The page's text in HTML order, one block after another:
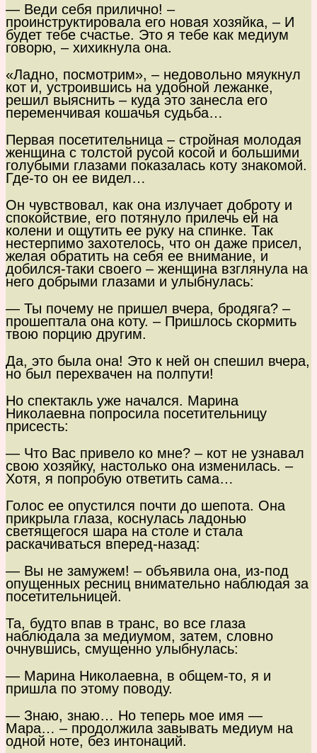
— Веди себя прилично! –
проинструктировала его новая хозяйка, – И
будет тебе счастье. Это я тебе как медиум
говорю, – хихикнула она.
«Ладно, посмотрим», – недовольно мяукнул
кот и, устроившись на удобной лежанке,
решил выяснить – куда это занесла его
переменчивая кошачья судьба…
Первая посетительница – стройная молодая
женщина с толстой русой косой и большими
голубыми глазами показалась коту знакомой.
Где-то он ее видел…
Он чувствовал, как она излучает доброту и
спокойствие, его потянуло прилечь ей на
колени и ощутить ее руку на спинке. Так
нестерпимо захотелось, что он даже присел,
желая обратить на себя ее внимание, и
добился-таки своего – женщина взглянула на
него добрыми глазами и улыбнулась:
— Ты почему не пришел вчера, бродяга? –
прошептала она коту. – Пришлось скормить
твою порцию другим.
Да, это была она! Это к ней он спешил вчера,
но был перехвачен на полпути!
Но спектакль уже начался. Марина
Николаевна попросила посетительницу
присесть:
— Что Вас привело ко мне? – кот не узнавал
свою хозяйку, настолько она изменилась. –
Хотя, я попробую ответить сама…
Голос ее опустился почти до шепота. Она
прикрыла глаза, коснулась ладонью
светящегося шара на столе и стала
раскачиваться вперед-назад:
— Вы не замужем! – объявила она, из-под
опущенных ресниц внимательно наблюдая за
посетительницей.
Та, будто впав в транс, во все глаза
наблюдала за медиумом, затем, словно
очнувшись, смущенно улыбнулась:
— Марина Николаевна, в общем-то, я и
пришла по этому поводу.
— Знаю, знаю… Но теперь мое имя —
Мара… – продолжила завывать медиум на
одной ноте, без интонаций.